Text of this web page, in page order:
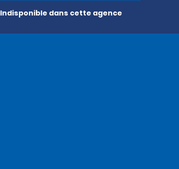
Indisponible dans cette agence